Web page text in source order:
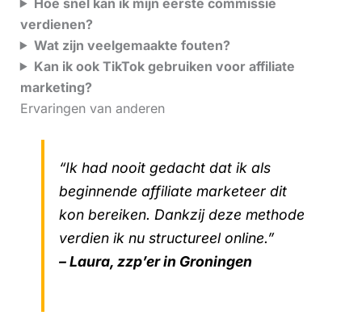
verdienen?
Wat zijn veelgemaakte fouten?
Kan ik ook TikTok gebruiken voor affiliate
marketing?
Ervaringen van anderen
“Ik had nooit gedacht dat ik als
beginnende affiliate marketeer dit
kon bereiken. Dankzij deze methode
verdien ik nu structureel online.”
– Laura, zzp’er in Groningen